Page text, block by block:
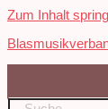
Zum Inhalt